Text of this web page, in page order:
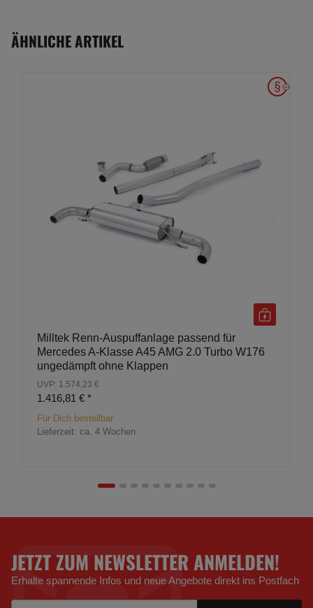
ÄHNLICHE ARTIKEL
Milltek Renn-Auspuffanlage passend für
Mercedes A-Klasse A45 AMG 2.0 Turbo W176
ungedämpft ohne Klappen
UVP: 1.574,23 €
1.416,81 € *
Für Dich bestellbar
Lieferzeit: ca. 4 Wochen
JETZT ZUM NEWSLETTER ANMELDEN!
Erhalte spannende Infos und neue Angebote direkt ins Postfach